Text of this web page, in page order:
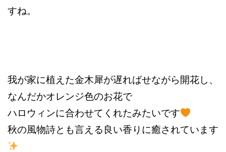
すね。
我が家に植えた金木犀が遅ればせながら開花し、
なんだかオレンジ色のお花で
ハロウィンに合わせてくれたみたいです
秋の風物詩とも言える良い香りに癒されています